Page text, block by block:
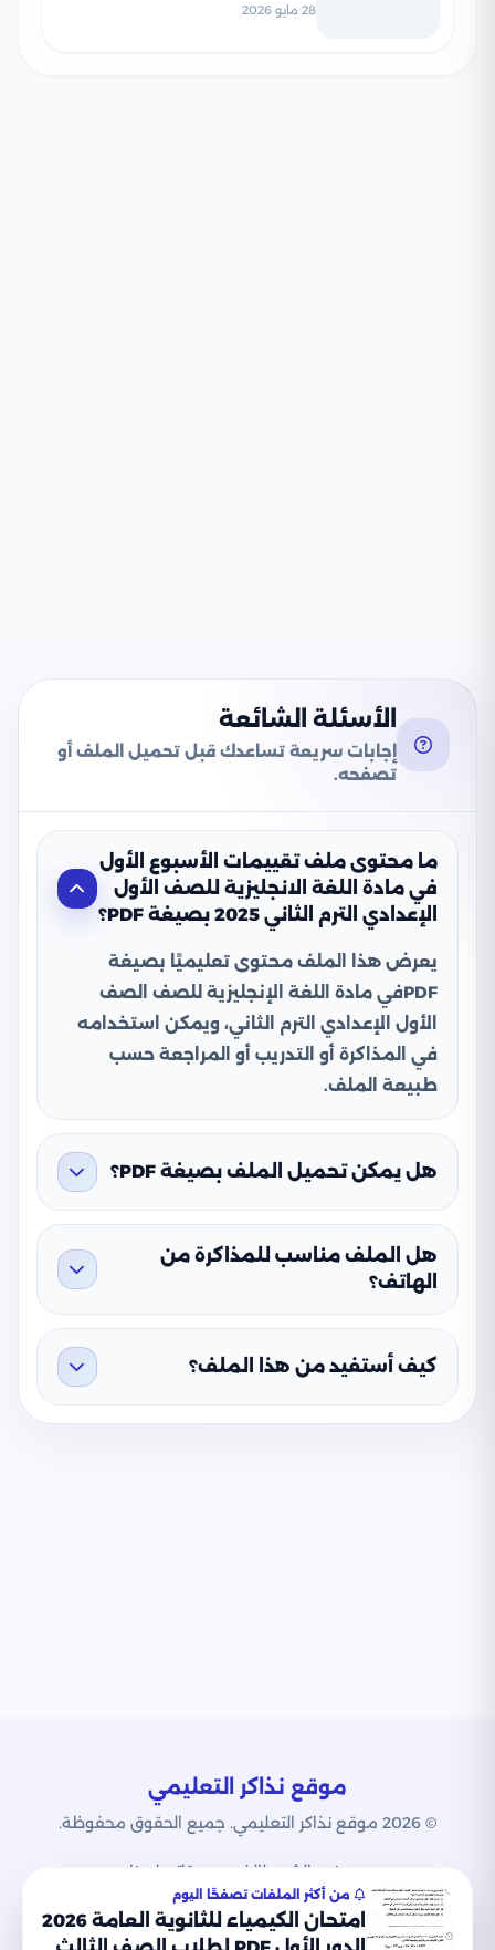
28 مايو 2026
الأسئلة الشائعة
إجابات سريعة تساعدك قبل تحميل الملف أو
تصفحه.
ما محتوى ملف تقييمات الأسبوع الأول
في مادة اللغة الانجليزية للصف الأول
الإعدادي الترم الثاني 2025 بصيغة PDF؟
يعرض هذا الملف محتوى تعليميًا بصيغة
PDFفي مادة اللغة الإنجليزية للصف الصف
الأول الإعدادي الترم الثاني، ويمكن استخدامه
في المذاكرة أو التدريب أو المراجعة حسب
طبيعة الملف.
هل يمكن تحميل الملف بصيغة PDF؟
هل الملف مناسب للمذاكرة من
الهاتف؟
كيف أستفيد من هذا الملف؟
موقع نذاكر التعليمي
© 2026 موقع نذاكر التعليمي. جميع الحقوق محفوظة.
من نحن الشروطالخصوصيةاتصل بنا
من أكثر الملفات تصفحًا اليوم
امتحان الكيمياء للثانوية العامة 2026